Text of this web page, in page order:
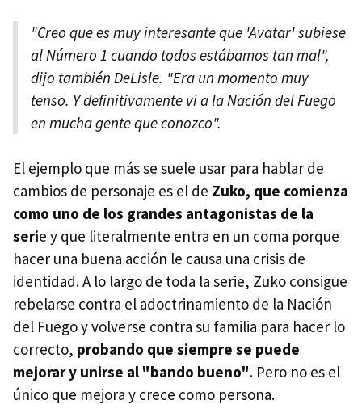
"Creo que es muy interesante que 'Avatar' subiese
al Número 1 cuando todos estábamos tan mal",
dijo también DeLisle. "Era un momento muy
tenso. Y definitivamente vi a la Nación del Fuego
en mucha gente que conozco".
El ejemplo que más se suele usar para hablar de
cambios de personaje es el de Zuko, que comienza
como uno de los grandes antagonistas de la
serie y que literalmente entra en un coma porque
hacer una buena acción le causa una crisis de
identidad. A lo largo de toda la serie, Zuko consigue
rebelarse contra el adoctrinamiento de la Nación
del Fuego y volverse contra su familia para hacer lo
correcto, probando que siempre se puede
mejorar y unirse al "bando bueno". Pero no es el
único que mejora y crece como persona.